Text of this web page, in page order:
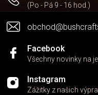
(Po - Pá 9 - 16 hod.)
Facebook
Všechny novinky na
Instagram
Zážitky z našich